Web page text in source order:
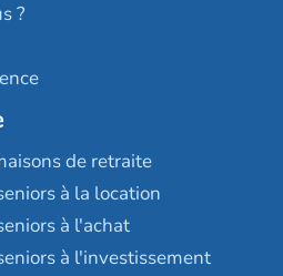
?
de retraite
à la location
à l'achat
à l'investissement